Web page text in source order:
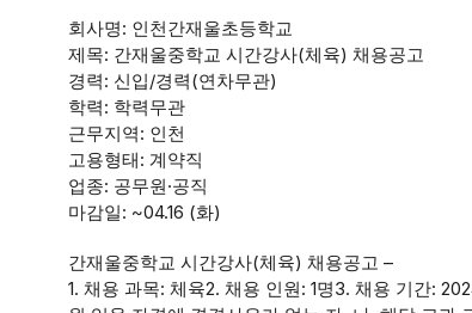
회사명: 인천간재울초등학교
제목: 간재울중학교 시간강사(체육) 채용공고
경력: 신입/경력(연차무관)
학력: 학력무관
근무지역: 인천
고용형태: 계약직
업종: 공무원·공직
마감일: ~04.16 (화)
간재울중학교 시간강사(체육) 채용공고 –
1. 채용 과목: 체육2. 채용 인원: 1명3. 채용 기간: